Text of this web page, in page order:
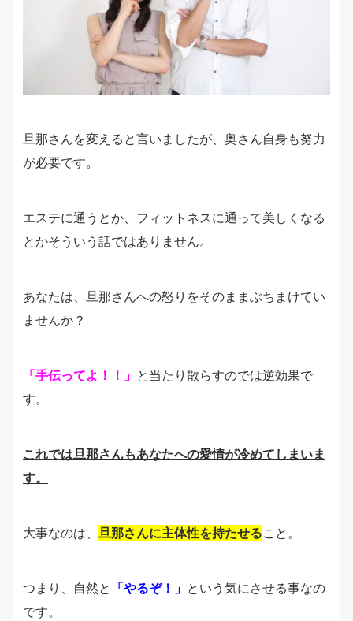
旦那さんを変えると言いましたが、奥さん自身も努力
が必要です。
エステに通うとか、フィットネスに通って美しくなる
とかそういう話ではありません。
あなたは、旦那さんへの怒りをそのままぶちまけてい
ませんか？
「手伝ってよ！！」 と当たり散らすのでは逆効果で
す。
これでは旦那さんもあなたへの愛情が冷めてしまいま
す。
大事なのは、 旦那さんに主体性を持たせること。
つまり、自然と 「やるぞ！」 という気にさせる事なの
です。